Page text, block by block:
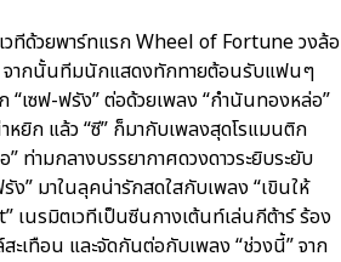
ทีด้วยพาร์ทแรก Wheel of Fortune วงล้อ
” จากนั้นทีมนักแสดงทักทายต้อนรับแฟนๆ
“เซฟ-ฟรัง” ต่อด้วยเพลง “กำนันทองหล่อ”
หยิก แล้ว “ซี” ก็มากับเพลงสุดโรแมนติก
ท่ามกลางบรรยากาศดวงดาวระยิบระยับ
ง” มาในลุคน่ารักสดใสกับเพลง “เขินให้
เนรมิตเวทีเป็นซีนกางเต้นท์เล่นกีต้าร์ ร้อง
เทือน และจัดกันต่อกับเพลง “ช่วงนี้” จาก